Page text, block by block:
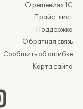
О решениях 1С
Прайс-лист
Поддержка
Обратная связь
Сообщить об ошибке
Карта сайта